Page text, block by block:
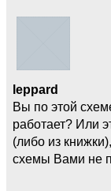
leppard
Вы по этой
работает? Или
(либо из
схемы Вами не